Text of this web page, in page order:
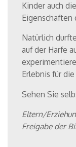
Kinder auch
Eigenschaften
Natürlich
auf der Harfe
Erlebnis für
Sehen Sie
Eltern/
Freigabe der